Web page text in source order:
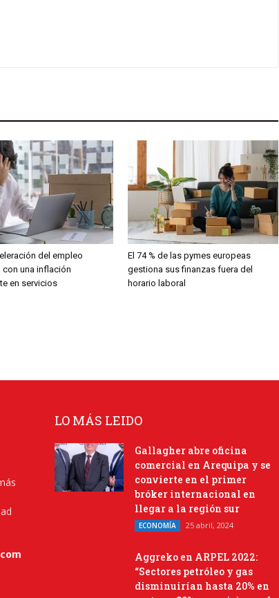
del empleo
con una inflación
en servicios
El 74 % de las pymes europeas
gestiona sus finanzas fuera del
horario laboral
LO MÁS LEIDO
Gallagher abre oficina
comercial en Arequipa y se
convierte en el primer
bróker internacional en
llegar a la región sur
ECONOMÍA 25 abril, 2024
Aggreko en ARPEL 2022:
“Sectores petróleo y gas
disminuirían hasta 20% en